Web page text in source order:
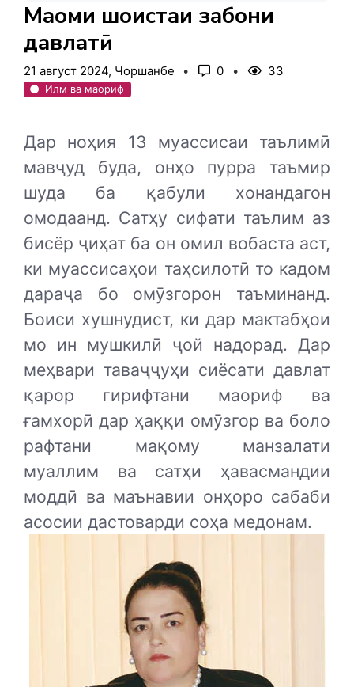
Мақоми шоистаи забони
давлатӣ
21 август 2024, Чоршанбе 0 33
Илм ва маориф
Дар ноҳия 13 муассисаи таълимӣ
мавҷуд буда, онҳо пурра таъмир
шуда ба қабули хонандагон
омодаанд. Сатҳу сифати таълим аз
бисёр ҷиҳат ба он омил вобаста аст,
ки муассисаҳои таҳсилотӣ то кадом
дараҷа бо омӯзгорон таъминанд.
Боиси хушнудист, ки дар мактабҳои
мо ин мушкилӣ ҷой надорад. Дар
меҳвари таваҷҷуҳи сиёсати давлат
қарор гирифтани маориф ва
ғамхорӣ дар ҳаққи омӯзгор ва боло
рафтани мақому манзалати
муаллим ва сатҳи ҳавасмандии
моддӣ ва маънавии онҳоро сабаби
асосии дастоварди соҳа медонам.